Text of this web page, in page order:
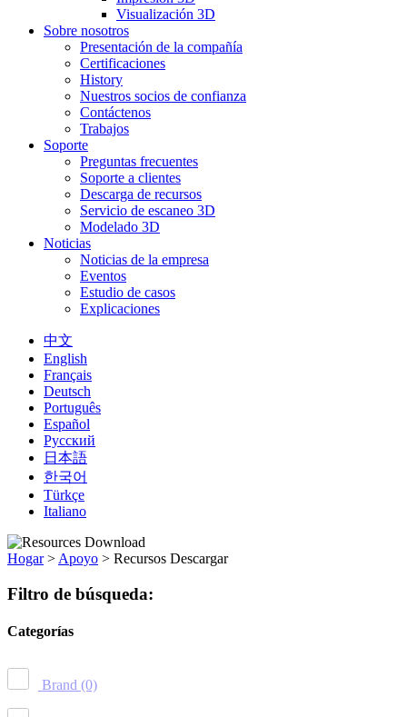
Visualización 3D
Sobre nosotros
Presentación de la compañía
Certificaciones
History
Nuestros socios de confianza
Contáctenos
Trabajos
Soporte
Preguntas frecuentes
Soporte a clientes
Descarga de recursos
Servicio de escaneo 3D
Modelado 3D
Noticias
Noticias de la empresa
Eventos
Estudio de casos
Explicaciones
中文
English
Français
Deutsch
Português
Español
Русский
日本語
한국어
Türkçe
Italiano
Hogar > Apoyo > Recursos Descargar
Filtro de búsqueda:
Categorías
Brand (0)